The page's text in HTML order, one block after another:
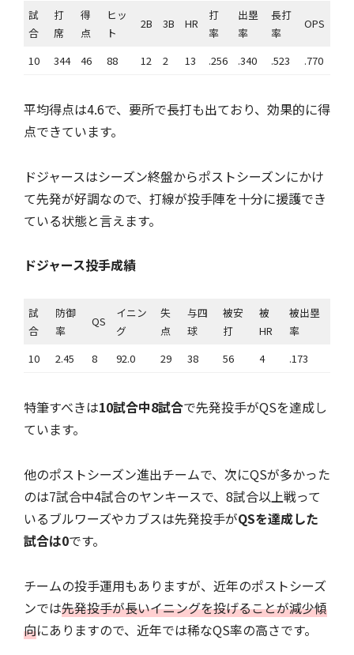
試
合
打
席
得
点
ヒッ
ト
2B 3B HR
打
率
出塁
率
長打
率
OPS
10 344 46 88 12 2 13 .256 .340 .523 .770
平均得点は4.6で、要所で長打も出ており、効果的に得
点できています。
ドジャースはシーズン終盤からポストシーズンにかけ
て先発が好調なので、打線が投手陣を十分に援護でき
ている状態と言えます。
ドジャース投手成績
試
合
防御
率
QS
イニン
グ
失
点
与四
球
被安
打
被
HR
被出塁
率
10
2.45 8 92.0 29 38 56 4 .173
特筆すべきは10試合中8試合で先発投手がQSを達成し
ています。
他のポストシーズン進出チームで、次にQSが多かった
のは7試合中4試合のヤンキースで、8試合以上戦って
いるブルワーズやカブスは先発投手がQSを達成した
試合は0です。
チームの投手運用もありますが、近年のポストシーズ
ンでは先発投手が長いイニングを投げることが減少傾
向にありますので、近年では稀なQS率の高さです。